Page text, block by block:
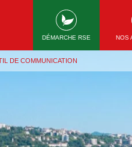
DÉMARCHE RSE NOS
DE COMMUNICATION